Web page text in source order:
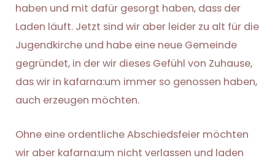
haben und mit dafür gesorgt haben, dass der
Laden läuft. Jetzt sind wir aber leider zu alt für die
Jugendkirche und habe eine neue Gemeinde
gegründet, in der wir dieses Gefühl von Zuhause,
das wir in kafarna:um immer so genossen haben,
auch erzeugen möchten.
Ohne eine ordentliche Abschiedsfeier möchten
wir aber kafarna:um nicht verlassen und laden